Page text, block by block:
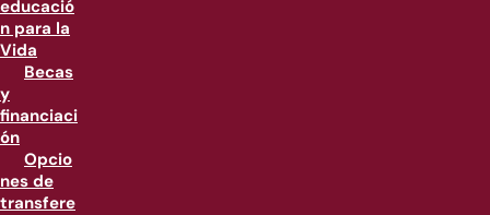
educació
n para la
Vida
Becas
y
financiaci
ón
Opcio
nes de
transfere